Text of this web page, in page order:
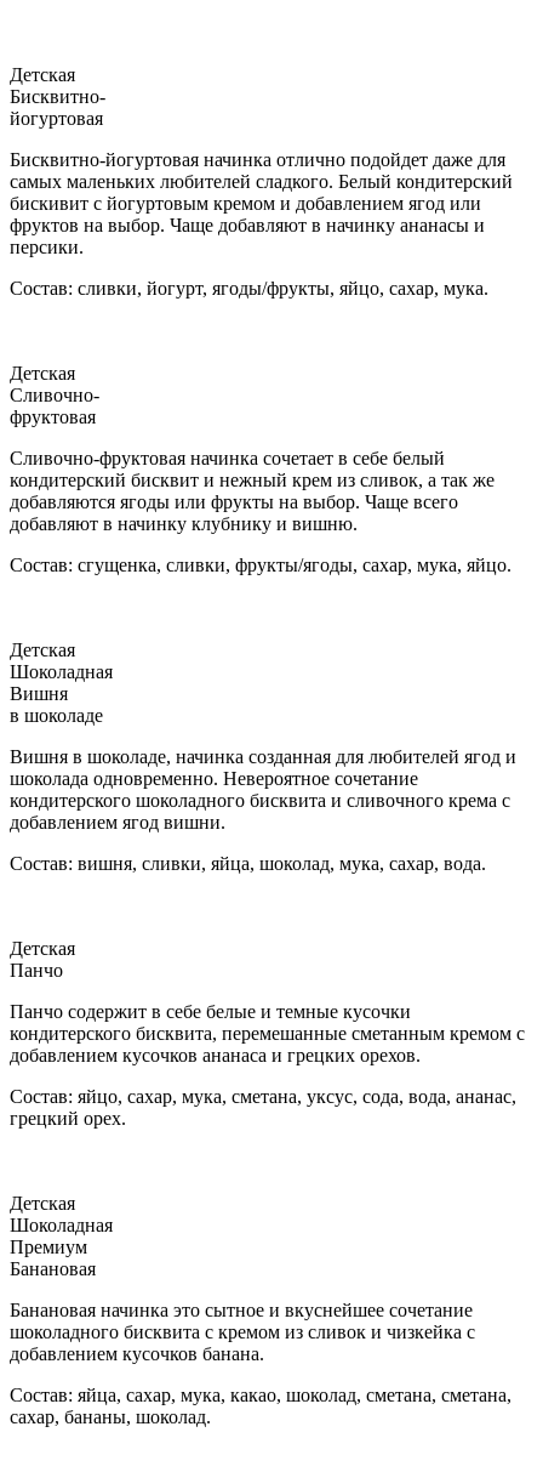
Детская
Бисквитно-
йогуртовая
Бисквитно-йогуртовая начинка отлично подойдет даже для
самых маленьких любителей сладкого. Белый кондитерский
бискивит с йогуртовым кремом и добавлением ягод или
фруктов на выбор. Чаще добавляют в начинку ананасы и
персики.
Состав: сливки, йогурт, ягоды/фрукты, яйцо, сахар, мука.
Детская
Сливочно-
фруктовая
Сливочно-фруктовая начинка сочетает в себе белый
кондитерский бисквит и нежный крем из сливок, а так же
добавляются ягоды или фрукты на выбор. Чаще всего
добавляют в начинку клубнику и вишню.
Состав: сгущенка, сливки, фрукты/ягоды, сахар, мука, яйцо.
Детская
Шоколадная
Вишня
в шоколаде
Вишня в шоколаде, начинка созданная для любителей ягод и
шоколада одновременно. Невероятное сочетание
кондитерского шоколадного бисквита и сливочного крема с
добавлением ягод вишни.
Состав: вишня, сливки, яйца, шоколад, мука, сахар, вода.
Детская
Панчо
Панчо содержит в себе белые и темные кусочки
кондитерского бисквита, перемешанные сметанным кремом с
добавлением кусочков ананаса и грецких орехов.
Состав: яйцо, сахар, мука, сметана, уксус, сода, вода, ананас,
грецкий орех.
Детская
Шоколадная
Премиум
Банановая
Банановая начинка это сытное и вкуснейшее сочетание
шоколадного бисквита с кремом из сливок и чизкейка с
добавлением кусочков банана.
Состав: яйца, сахар, мука, какао, шоколад, сметана, сметана,
сахар, бананы, шоколад.